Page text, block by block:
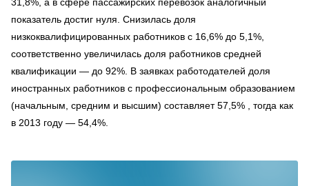
показатель достиг нуля. Снизилась доля
низкоквалифицированных работников с 16,6% до 5,1%,
соответственно увеличилась доля работников средней
квалификации — до 92%. В заявках работодателей доля
иностранных работников с профессиональным образованием
(начальным, средним и высшим) составляет 57,5% , тогда как
в 2013 году — 54,4%.